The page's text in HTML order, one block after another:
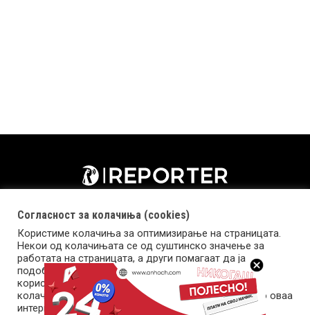
Импресум Маркетинг Контакт Услови за користење
Согласност за колачиња (cookies)
Користиме колачиња за оптимизирање на страницата.
Некои од колачињата се од суштинско значење за
работата на страницата, а други помагаат да ја
подобриме оваа интернет страница и вашето
корисничко искуство. Напомена: задолжителните
колачиња се неопходни за користење и пристап до оваа
интернет страница.